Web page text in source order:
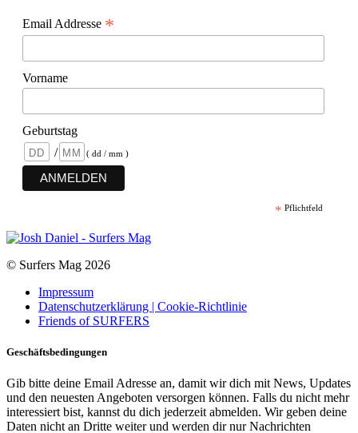
Email Addresse *
Vorname
Geburtstag
/
( dd / mm )
* Pflichtfeld
© Surfers Mag 2026
Impressum
Datenschutzerklärung | Cookie-Richtlinie
Friends of SURFERS
Geschäftsbedingungen
Gib bitte deine Email Adresse an, damit wir dich mit News, Updates
und den neuesten Angeboten versorgen können. Falls du nicht mehr
interessiert bist, kannst du dich jederzeit abmelden. Wir geben deine
Daten nicht an Dritte weiter und werden dir nur Nachrichten